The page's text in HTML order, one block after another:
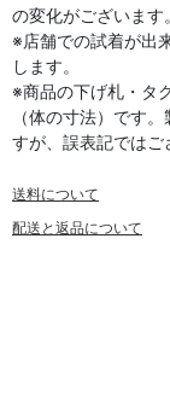
の変化がございます
※店舗での試着が出
します。
※商品の下げ札・タ
（体の寸法）です
すが、誤表記ではご
送料について
配送と返品について